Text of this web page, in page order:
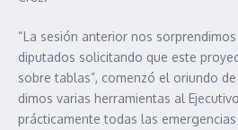
“La sesión anterior nos
diputados solicitando que este
sobre tablas”, comenzó el oriundo
dimos varias herramientas al
prácticamente todas las